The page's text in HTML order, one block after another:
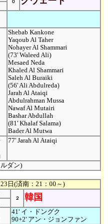
０
Shebab Kankone
Yaqoub Al Taher
Nohayer Al Shammari
(73' Waleed Ali)
Mesaed Neda
Khaled Al Shammari
Saleh Al Buraiki
(56' Ali Abdulreda)
Jarah Al Ataiqi
Abdulrahman Mussa
Nawaf Al Mutairi
Bashar Abdullah
(81' Khalaf Salama)
Bader Al Mutwa
77' Jarah Al Ataiqi
ダン)
日(済南：21：00～)
２
韓国
41' イ・ドングク
90+2' アン・ジョンファン